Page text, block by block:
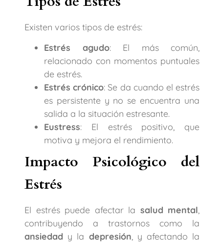
Existen varios tipos de estrés:
Estrés agudo: El más común,
relacionado con momentos puntuales
de estrés.
Estrés crónico: Se da cuando el estrés
es persistente y no se encuentra una
salida a la situación estresante.
Eustress: El estrés positivo, que
motiva y mejora el rendimiento.
Impacto Psicológico del
Estrés
El estrés puede afectar la salud mental,
contribuyendo a trastornos como la
ansiedad y la depresión, y afectando la